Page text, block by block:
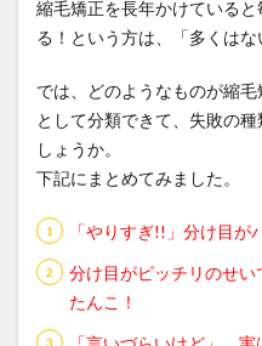
縮毛矯正を長年かけている
る！という方は、「多くはな
では、どのようなものが縮
として分類できて、失敗の
しょうか。
下記にまとめてみました。
「やりすぎ!!」分け目が
分け目がピッチリのせ
たんこ！
縮毛矯正をやめたい
縮毛矯正当日のシャンプー
聖地離れとローカル回帰
行政
近所の美容室の
過還元のリスク
還元